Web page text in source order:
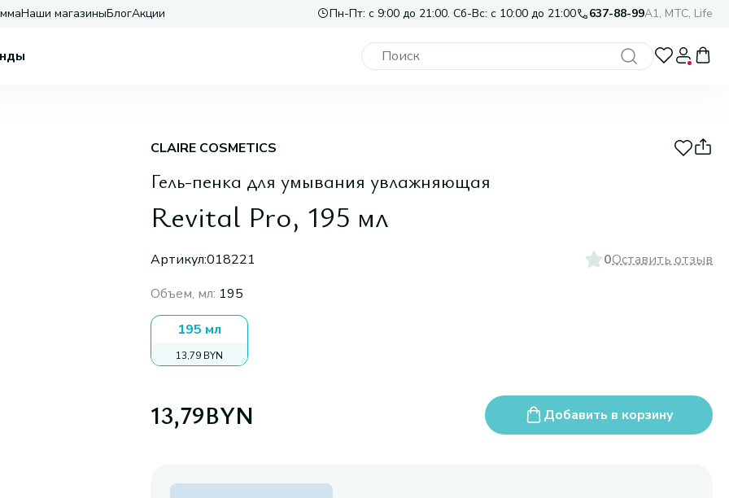
Наши магазиныБлогАкции Пн-Пт: с 9:00 до 21:00. Сб-Вс: с 10:00 до 21:00 637-88-99A1, МТС, Life
CLAIRE COSMETICS
Гель-пенка для умывания увлажняющая
Revital Pro, 195 мл
Артикул:018221 0Оставить отзыв
Объем, мл: 195
195 мл
13,79 BYN
13,79BYN Добавить в корзину